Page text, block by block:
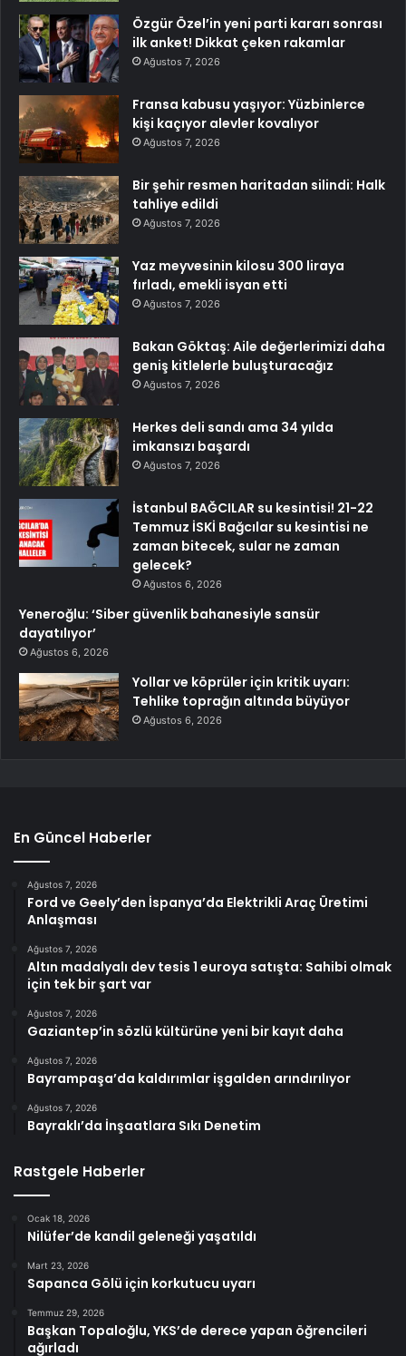
Özgür Özel’in yeni parti kararı sonrası
ilk anket! Dikkat çeken rakamlar
Ağustos 7, 2026
Fransa kabusu yaşıyor: Yüzbinlerce
kişi kaçıyor alevler kovalıyor
Ağustos 7, 2026
Bir şehir resmen haritadan silindi: Halk
tahliye edildi
Ağustos 7, 2026
Yaz meyvesinin kilosu 300 liraya
fırladı, emekli isyan etti
Ağustos 7, 2026
Bakan Göktaş: Aile değerlerimizi daha
geniş kitlelerle buluşturacağız
Ağustos 7, 2026
Herkes deli sandı ama 34 yılda
imkansızı başardı
Ağustos 7, 2026
İstanbul BAĞCILAR su kesintisi! 21-22
Temmuz İSKİ Bağcılar su kesintisi ne
zaman bitecek, sular ne zaman
gelecek?
Ağustos 6, 2026
Yeneroğlu: ‘Siber güvenlik bahanesiyle sansür
dayatılıyor’
Ağustos 6, 2026
Yollar ve köprüler için kritik uyarı:
Tehlike toprağın altında büyüyor
Ağustos 6, 2026
En Güncel Haberler
Ağustos 7, 2026
Ford ve Geely’den İspanya’da Elektrikli Araç Üretimi
Anlaşması
Ağustos 7, 2026
Altın madalyalı dev tesis 1 euroya satışta: Sahibi olmak
için tek bir şart var
Ağustos 7, 2026
Gaziantep’in sözlü kültürüne yeni bir kayıt daha
Ağustos 7, 2026
Bayrampaşa’da kaldırımlar işgalden arındırılıyor
Ağustos 7, 2026
Bayraklı’da İnşaatlara Sıkı Denetim
Rastgele Haberler
Ocak 18, 2026
Nilüfer’de kandil geleneği yaşatıldı
Mart 23, 2026
Sapanca Gölü için korkutucu uyarı
Temmuz 29, 2026
Başkan Topaloğlu, YKS’de derece yapan öğrencileri
ağırladı